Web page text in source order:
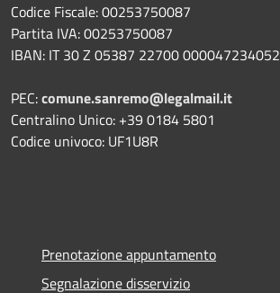
Codice Fiscale: 00253750087
Partita IVA: 00253750087
IBAN: IT 30 Z 05387 22700 000047234052
PEC:comune.sanremo@legalmail.it
Centralino Unico: +39 0184 5801
Codice univoco: UF1U8R
Prenotazione appuntamento
Segnalazione disservizio